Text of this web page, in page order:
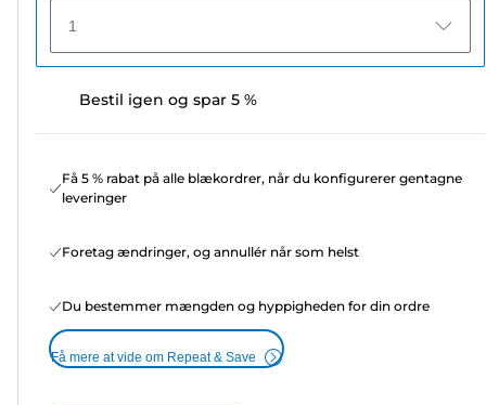
1
Bestil igen og spar 5 %
Få 5 % rabat på alle blækordrer, når du konfigurerer gentagne
leveringer
Foretag ændringer, og annullér når som helst
Du bestemmer mængden og hyppigheden for din ordre
Få mere at vide om Repeat & Save